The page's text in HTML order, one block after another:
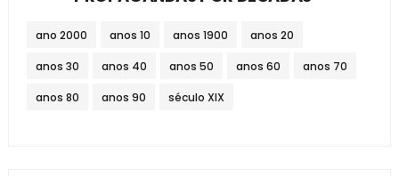
ano 2000 anos 10 anos 1900 anos 20
anos 30 anos 40 anos 50 anos 60 anos 70
anos 80 anos 90 século XIX